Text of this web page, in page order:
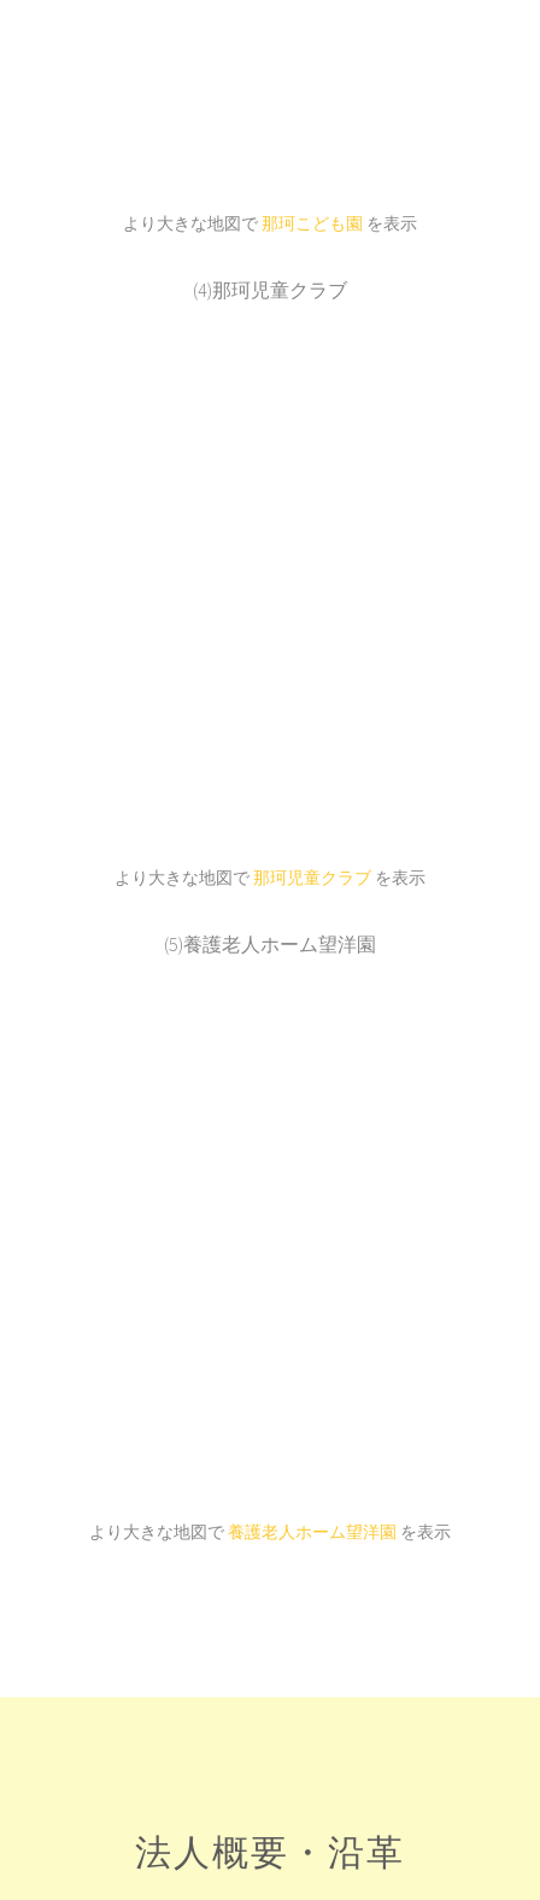
より大きな地図で那珂こども園 を表示
(4)那珂児童クラブ
より大きな地図で那珂児童クラブ を表示
(5)養護老人ホーム望洋園
より大きな地図で養護老人ホーム望洋園 を表示
法人概要・沿革